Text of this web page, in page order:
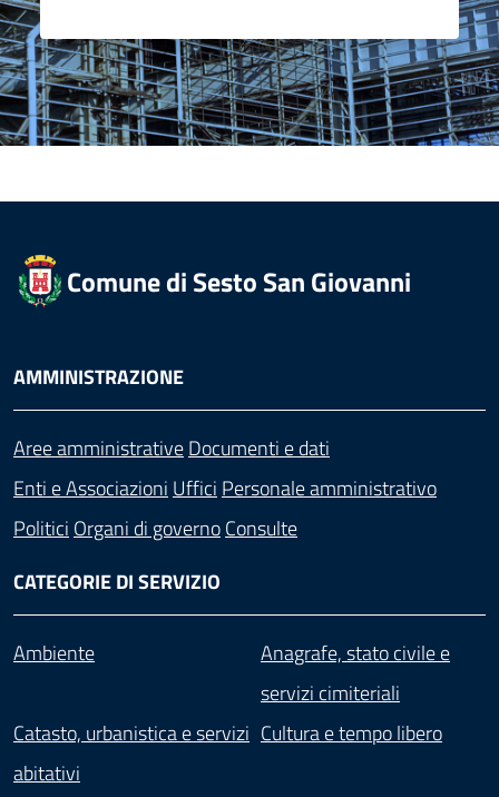
Comune di Sesto San Giovanni
AMMINISTRAZIONE
Aree amministrativeDocumenti e dati
Enti e Associazioni Uffici Personale amministrativo
Politici Organi di governoConsulte
CATEGORIE DI SERVIZIO
Ambiente
Anagrafe, stato civile e
servizi cimiteriali
Catasto, urbanistica e servizi
abitativi
Cultura e tempo libero